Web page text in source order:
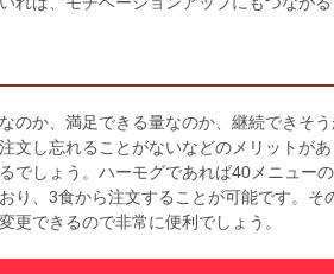
のか、満足できる量なのか、継続できそ
文し忘れることがないなどのメリットが
でしょう。ハーモグであれば40メニュー
り、3食から注文することが可能です。そ
更できるので非常に便利でしょう。